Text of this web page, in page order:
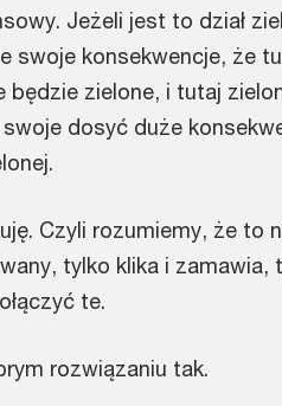
Jeżeli jest to dział
swoje konsekwencje, że
będzie zielone, i tutaj
dosyć duże
Czyli rozumiemy, że to
tylko klika i
te.
rozwiązaniu tak.